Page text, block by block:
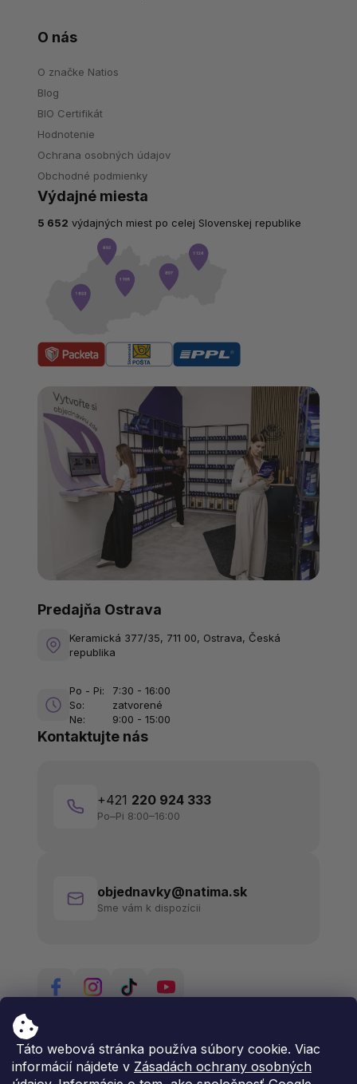
Táto webová stránka používa súbory cookie. Viac
informácií nájdete v Zásadách ochrany osobných
O nás
O značke Natios
Blog
BIO Certifikát
Hodnotenie
Ochrana osobných údajov
Obchodné podmienky
Kontaktujte nás
+421 220 924 333
Po–Pi 8:00–16:00
objednavky@natima.sk
Sme vám k dispozícii
Predajňa Ostrava
Keramická 377/35, 711 00, Ostrava, Česká
republika
Po - Pi:
7:30 - 16:00
So:
zatvorené
Ne:
9:00 - 15:00
Výdajné miesta
5 652 výdajných miest po celej Slovenskej republike